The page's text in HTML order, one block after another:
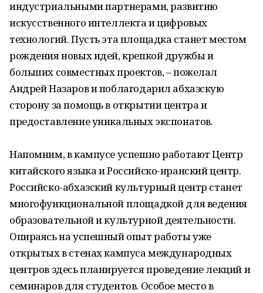
индустриальными партнерами, развитию
искусственного интеллекта и цифровых
технологий. Пусть эта площадка станет местом
рождения новых идей, крепкой дружбы и
больших совместных проектов, – пожелал
Андрей Назаров и поблагодарил абхазскую
сторону за помощь в открытии центра и
предоставление уникальных экспонатов.
Напомним, в кампусе успешно работают Центр
китайского языка и Российско-иранский центр.
Российско-абхазский культурный центр станет
многофункциональной площадкой для ведения
образовательной и культурной деятельности.
Опираясь на успешный опыт работы уже
открытых в стенах кампуса международных
центров здесь планируется проведение лекций и
семинаров для студентов. Особое место в